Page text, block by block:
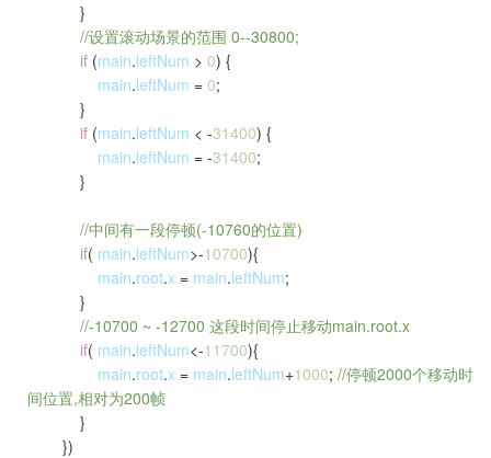
}
//设置滚动场景的范围 0--30800;
if (main.leftNum > 0) {
main.leftNum = 0;
}
if (main.leftNum < -31400) {
main.leftNum = -31400;
}
//中间有一段停顿(-10760的位置)
if( main.leftNum>-10700){
main.root.x = main.leftNum;
}
//-10700 ~ -12700 这段时间停止移动main.root.x
if( main.leftNum<-11700){
main.root.x = main.leftNum+1000; //停顿2000个移动时
间位置,相对为200帧
}
})